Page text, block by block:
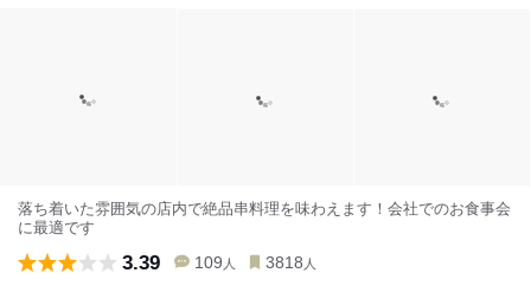
落ち着いた雰囲気の店内で絶品串料理を味わえます！会社でのお食事会
に最適です
3.39 109 人 3818 人